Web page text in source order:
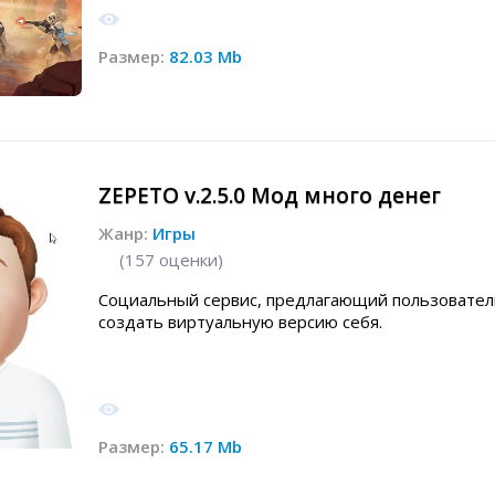
Размер: 82.03 Mb
ZEPETO v.2.5.0 Мод много денег
Жанр: Игры
(157 оценки)
Социальный сервис, предлагающий
создать виртуальную версию себя.
Размер: 65.17 Mb